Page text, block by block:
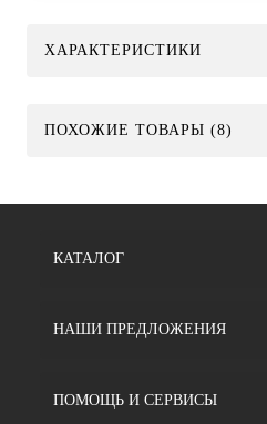
ХАРАКТЕРИСТИКИ
ПОХОЖИЕ ТОВАРЫ (8)
КАТАЛОГ
НАШИ ПРЕДЛОЖЕНИЯ
ПОМОЩЬ И СЕРВИСЫ